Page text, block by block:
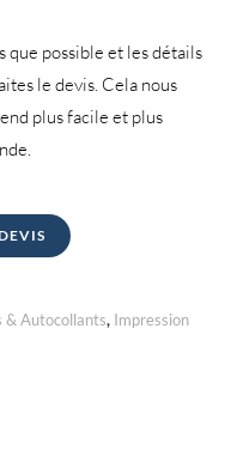
possible et les détails
le devis. Cela nous
plus facile et plus
& Autocollants, Impression